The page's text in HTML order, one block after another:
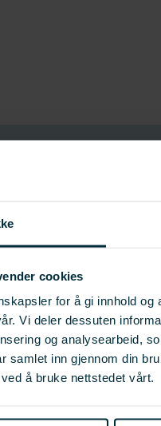
cookies
for å gi innhold
Vi deler dessuten
og analysearbeid,
samlet inn gjennom din
å bruke nettstedet vårt.
fra Vosso
mellom
mellom